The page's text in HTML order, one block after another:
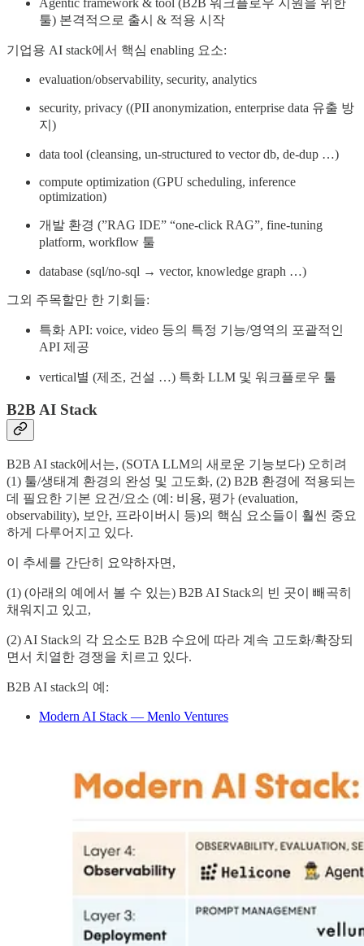
툴) 본격적으로 출시 & 적용 시작
기업용 AI stack에서 핵심 enabling 요소:
evaluation/observability, security, analytics
security, privacy ((PII anonymization, enterprise data 유출 방
지)
data tool (cleansing, un-structured to vector db, de-dup …)
compute optimization (GPU scheduling, inference
optimization)
개발 환경 (”RAG IDE” “one-click RAG”, fine-tuning
platform, workflow 툴
database (sql/no-sql → vector, knowledge graph …)
그외 주목할만 한 기회들:
특화 API: voice, video 등의 특정 기능/영역의 포괄적인
API 제공
vertical별 (제조, 건설 …) 특화 LLM 및 워크플로우 툴
B2B AI Stack
B2B AI stack에서는, (SOTA LLM의 새로운 기능보다) 오히려
(1) 툴/생태계 환경의 완성 및 고도화, (2) B2B 환경에 적용되는
데 필요한 기본 요건/요소 (예: 비용, 평가 (evaluation,
observability), 보안, 프라이버시 등)의 핵심 요소들이 훨씬 중요
하게 다루어지고 있다.
이 추세를 간단히 요약하자면,
(1) (아래의 예에서 볼 수 있는) B2B AI Stack의 빈 곳이 빼곡히
채워지고 있고,
(2) AI Stack의 각 요소도 B2B 수요에 따라 계속 고도화/확장되
면서 치열한 경쟁을 치르고 있다.
B2B AI stack의 예:
Modern AI Stack — Menlo Ventures